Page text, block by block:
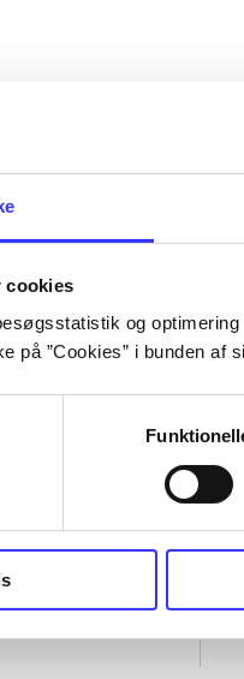
cookies
og
på ”Cookies” i bunden af
sports, Playstation